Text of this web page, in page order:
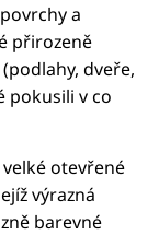
a
přirozeně
dveře,
pokusili v co
otevřené
výrazná
barevné